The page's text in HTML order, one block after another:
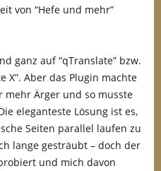
von “Hefe und mehr”
ganz auf “qTranslate” bzw.
X”. Aber das Plugin machte
mehr Ärger und so musste
eleganteste Lösung ist es,
Seiten parallel laufen zu
lange gesträubt – doch der
und mich davon